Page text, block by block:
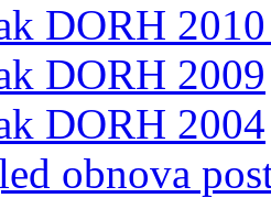
DORH
DORH 2009
DORH 2004
obnova